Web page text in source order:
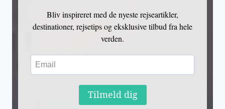
Bliv inspireret med de nyeste rejseartikler,
destinationer, rejsetips og eksklusive tilbud fra hele
verden.
Tilmeld dig